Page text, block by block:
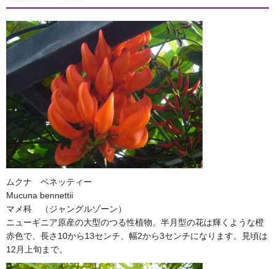
ムクナ ベネッティー
Mucuna bennettii
マメ科 （ジャングルゾーン）
ニューギニア原産の大型のつる性植物。半月型の花は輝くような橙
赤色で、長さ10から13センチ、幅2から3センチになります。見頃は
12月上旬まで。